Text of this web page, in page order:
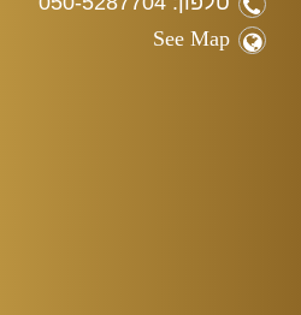
See Map